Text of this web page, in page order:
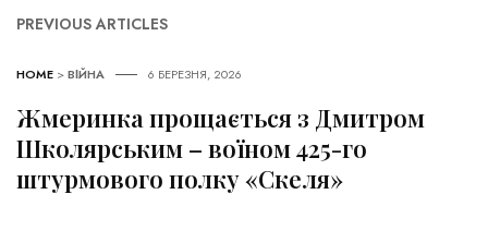
PREVIOUS ARTICLES
HOME >ВІЙНА 6 БЕРЕЗНЯ, 2026
Жмеринка прощається з Дмитром
Школярським – воїном 425-го
штурмового полку «Скеля»